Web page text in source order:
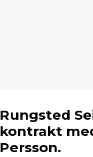
Rungsted
kontrakt
Persson.